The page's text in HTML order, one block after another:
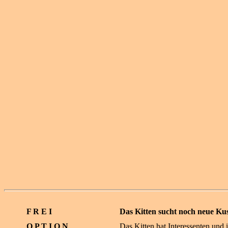
F R E I Das Kitten sucht noch neue
O P T I O N
Das Kitten hat Interessenten